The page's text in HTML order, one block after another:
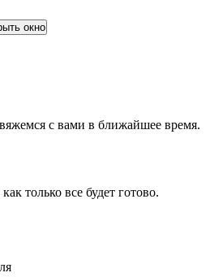
окно
с вами в ближайшее время.
только все будет готово.